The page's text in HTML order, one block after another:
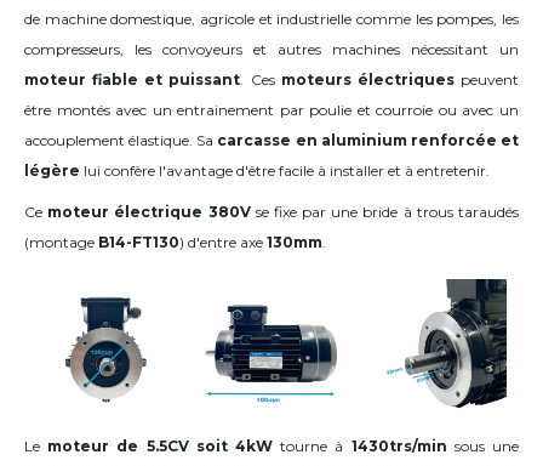
de machine domestique, agricole et industrielle comme les pompes, les
compresseurs, les convoyeurs et autres machines nécessitant un
moteur fiable et puissant. Ces moteurs électriquespeuvent
être montés avec un entrainement par poulie et courroie ou avec un
accouplement élastique. Sa carcasse en aluminium renforcée et
légère lui confère l'avantage d'être facile à installer et à entretenir.
Ce moteur électrique 380Vse fixe par une bride à trous taraudés
(montage B14-FT130) d'entre axe 130mm.
Le moteur de 5.5CV soit 4kW tourne à 1430trs/min sous une